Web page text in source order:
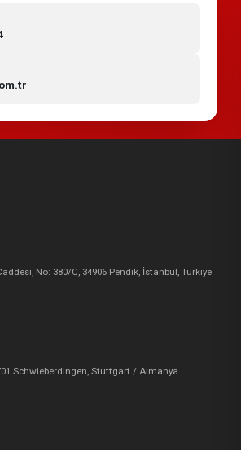
No: 380/C, 34906 Pendik, İstanbul, Türkiye
Schwieberdingen, Stuttgart / Almanya